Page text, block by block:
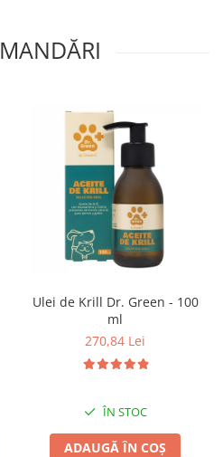
Ulei de Krill Dr. Green - 100
ml
270,84 Lei
ÎN STOC
ADAUGĂ ÎN COȘ